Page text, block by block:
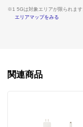
※1 5Gは対象エリアが限られます
エリアマップをみる
関連商品